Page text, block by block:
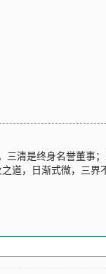
三清是终身名誉董事
道，日渐式微，三界